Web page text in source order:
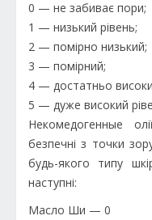
0 — не забиває пори;
1 — низький рівень;
2 — помірно низький;
3 — помірний;
4 — достатньо
5 — дуже високий
Некомедогенные
безпечні з точки
будь-якого типу
наступні:
Масло Ши — 0